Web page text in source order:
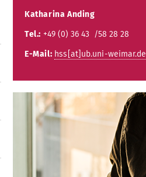
Katharina Anding
Tel.: +49 (0) 36 43 /58 28 28
E-Mail: hss[at]ub.uni-weimar.de